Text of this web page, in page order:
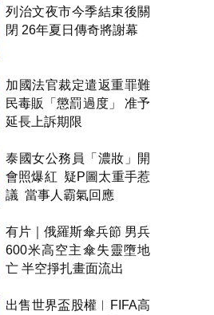
列治文夜市今季結束後關
閉 26年夏日傳奇將謝幕
加國法官裁定遣返重罪難
民毒販「懲罰過度」 准予
延長上訴期限
泰國女公務員「濃妝」開
會照爆紅 疑P圖太重手惹
議 當事人霸氣回應
有片｜俄羅斯傘兵節 男兵
600米高空主傘失靈墮地
亡 半空掙扎畫面流出
出售世界盃股權︱FIFA高